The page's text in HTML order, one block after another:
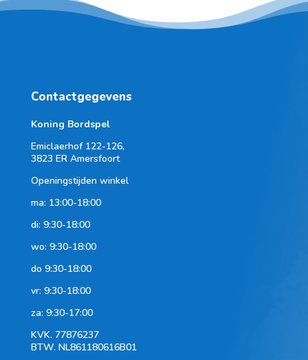
Contactgegevens
Koning Bordspel
Emiclaerhof 122-126,
3823 ER Amersfoort
Openingstijden winkel
ma: 13:00-18:00
di: 9:30-18:00
wo: 9:30-18:00
do 9:30-18:00
vr: 9:30-18:00
za: 9:30-17:00
KVK. 77876237
BTW. NL861180616B01